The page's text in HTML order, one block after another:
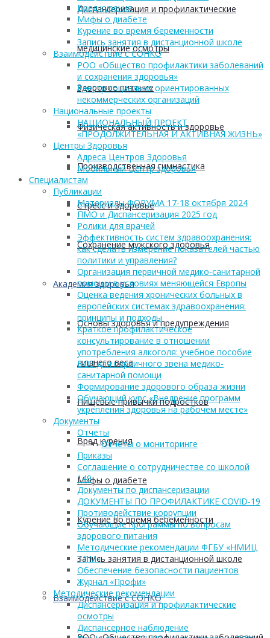
Диспансеризация и профилактические
медицинские осмотры
Здоровое питание
Физическая активность и здоровье
Производственная гимнастика
Стресс и здоровье
Сохранение мужского здоровья
Академия здоровья
Основы здоровья и предупреждения
лишнего веса
Пищевые привычки подростков
Вред курения
Мифы о диабете
Курение во время беременности
Запись занятия в дистанционной школе
Взаимодействие с СОНКО
Вред курения
Мифы о диабете
Курение во время беременности
Запись занятия в дистанционной школе
Взаимодействие с СОНКО
РОО «Общество профилактики заболеваний
и сохранения здоровья»
Реестр социально ориентированных
некоммерческих организаций
Национальные проекты
НАЦИОНАЛЬНЫЙ ПРОЕКТ
«ПРОДОЛЖИТЕЛЬНАЯ И АКТИВНАЯ ЖИЗНЬ»
Центры Здоровья
Адреса Центров Здоровья
Мобильный Центр здоровья
Cпециалистам
Публикации
Материалы ФОРУМА 17-18 октября 2024
ПМО и Диспансеризация 2025 год
Ролики для врачей
Эффективность систем здравоохранения:
как сделать измерение показателей частью
политики и управления?
Организация первичной медико-санитарной
помощи в условиях меняющейся Европы
Оценка ведения хронических больных в
европейских системах здравоохранения:
принципы и подходы
Краткое профилактическое
консультирование в отношении
употребления алкоголя: учебное пособие
ВОЗ для первичного звена медико-
санитарной помощи
Формирование здорового образа жизни
Обучающий курс «Внедрение программ
укрепления здоровья на рабочем месте»
Документы
Отчеты
Отчеты о мониторинге
Приказы
Соглашение о сотрудничестве со школой
149
Документы по диспансеризации
ДОКУМЕНТЫ ПО ПРОФИЛАКТИКЕ COVID-19
Противодействие коррупции
Обучающие программы по вопросам
здорового питания
Методические рекомендации ФГБУ «НМИЦ
ТПМ»
Обеспечение безопасности пациентов
Журнал «Профи»
Методические рекомендации
Диспансеризация и профилактические
осмотры
Диспансерное наблюдение